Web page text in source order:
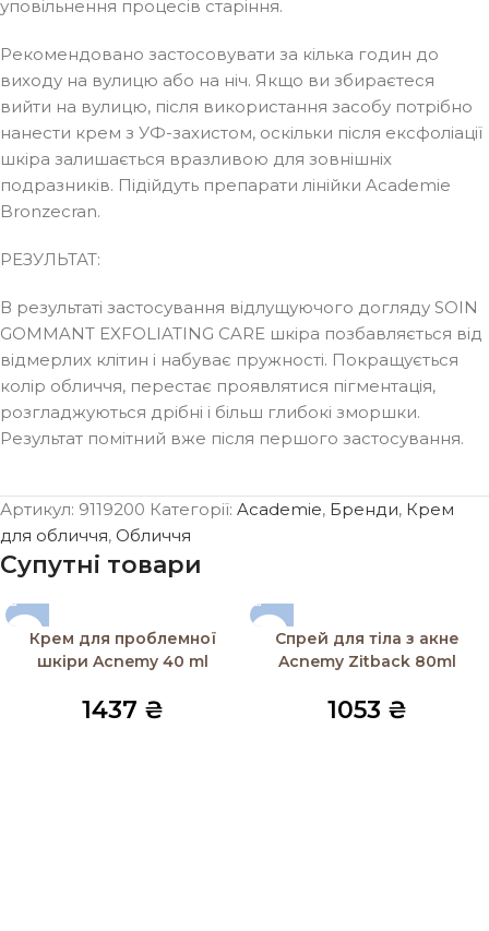
уповільнення процесів старіння.
Рекомендовано застосовувати за кілька годин до
виходу на вулицю або на ніч. Якщо ви збираєтеся
вийти на вулицю, після використання засобу потрібно
нанести крем з УФ-захистом, оскільки після ексфоліації
шкіра залишається вразливою для зовнішніх
подразників. Підійдуть препарати лінійки Academie
Bronzecran.
РЕЗУЛЬТАТ:
В результаті застосування відлущуючого догляду SOIN
GOMMANT EXFOLIATING CARE шкіра позбавляється від
відмерлих клітин і набуває пружності. Покращується
колір обличчя, перестає проявлятися пігментація,
розгладжуються дрібні і більш глибокі зморшки.
Результат помітний вже після першого застосування.
Артикул: 9119200 Категорії: Academie, Бренди, Крем
для обличчя, Обличчя
Супутні товари
Крем для проблемної
шкіри Acnemy 40 ml
1437 ₴
Спрей для тіла з акне
Acnemy Zitback 80ml
1053 ₴